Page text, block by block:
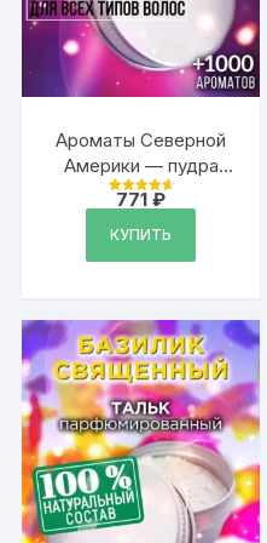
Ароматы Северной
Америки — пудра
для объёма волос,
Оценка
из 5
771₽
КУПИТЬ